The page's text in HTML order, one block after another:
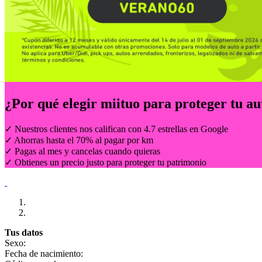
¿Por qué elegir miituo para proteger tu
✓ Nuestros clientes nos califican con 4.7 estrellas en Google
✓ Ahorras hasta el 70% al pagar por km
✓ Pagas al mes y cancelas cuando quieras
✓ Obtienes un precio justo para proteger tu patrimonio
Tus datos
Sexo:
Fecha de nacimiento: